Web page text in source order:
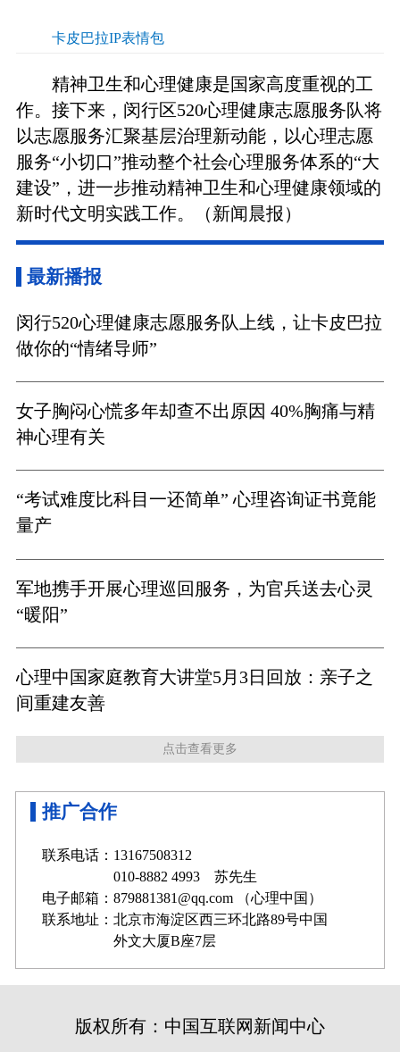
卡皮巴拉IP表情包
精神卫生和心理健康是国家高度重视的工
作。接下来，闵行区520心理健康志愿服务队将
以志愿服务汇聚基层治理新动能，以心理志愿
服务“小切口”推动整个社会心理服务体系的“大
建设”，进一步推动精神卫生和心理健康领域的
新时代文明实践工作。（新闻晨报）
最新播报
闵行520心理健康志愿服务队上线，让卡皮巴拉
做你的“情绪导师”
女子胸闷心慌多年却查不出原因 40%胸痛与精
神心理有关
“考试难度比科目一还简单” 心理咨询证书竟能
量产
军地携手开展心理巡回服务，为官兵送去心灵
“暖阳”
心理中国家庭教育大讲堂5月3日回放：亲子之
间重建友善
点击查看更多
推广合作
联系电话：13167508312
010-8882 4993 苏先生
电子邮箱：879881381@qq.com （心理中国）
联系地址：北京市海淀区西三环北路89号中国
外文大厦B座7层
版权所有：中国互联网新闻中心